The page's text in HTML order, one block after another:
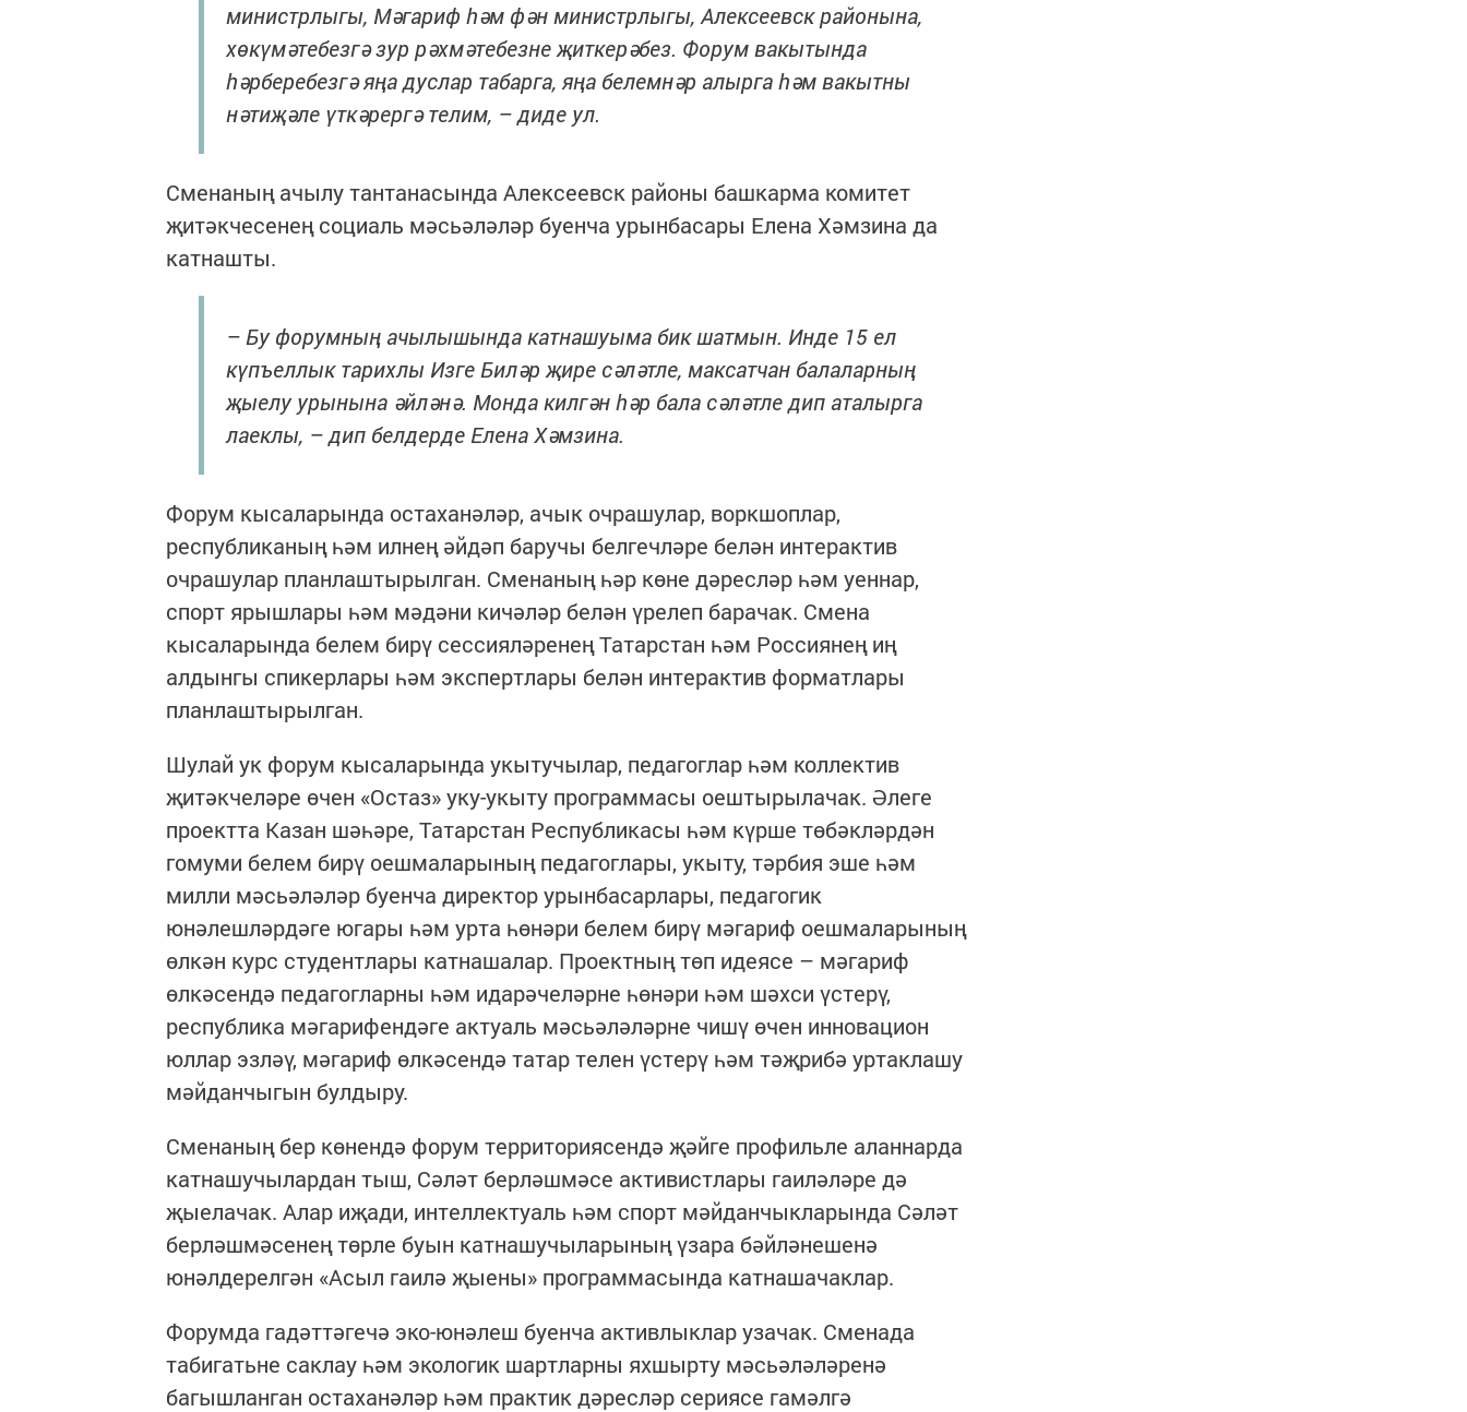
министрлыгы, Мәгариф һәм фән министрлыгы, Алексеевск районына,
хөкүмәтебезгә зур рәхмәтебезне җиткерәбез. Форум вакытында
һәрберебезгә яңа дуслар табарга, яңа белемнәр алырга һәм вакытны
нәтиҗәле үткәрергә телим, – диде ул.
Сменаның ачылу тантанасында Алексеевск районы башкарма комитет
җитәкчесенең социаль мәсьәләләр буенча урынбасары Елена Хәмзина да
катнашты.
– Бу форумның ачылышында катнашуыма бик шатмын. Инде 15 ел
күпъеллык тарихлы Изге Биләр җире сәләтле, максатчан балаларның
җыелу урынына әйләнә. Монда килгән һәр бала сәләтле дип аталырга
лаеклы, – дип белдерде Елена Хәмзина.
Форум кысаларында остаханәләр, ачык очрашулар, воркшоплар,
республиканың һәм илнең әйдәп баручы белгечләре белән интерактив
очрашулар планлаштырылган. Сменаның һәр көне дәресләр һәм уеннар,
спорт ярышлары һәм мәдәни кичәләр белән үрелеп барачак. Смена
кысаларында белем бирү сессияләренең Татарстан һәм Россиянең иң
алдынгы спикерлары һәм экспертлары белән интерактив форматлары
планлаштырылган.
Шулай ук форум кысаларында укытучылар, педагоглар һәм коллектив
җитәкчеләре өчен «Остаз» уку-укыту программасы оештырылачак. Әлеге
проектта Казан шәһәре, Татарстан Республикасы һәм күрше төбәкләрдән
гомуми белем бирү оешмаларының педагоглары, укыту, тәрбия эше һәм
милли мәсьәләләр буенча директор урынбасарлары, педагогик
юнәлешләрдәге югары һәм урта һөнәри белем бирү мәгариф оешмаларының
өлкән курс студентлары катнашалар. Проектның төп идеясе – мәгариф
өлкәсендә педагогларны һәм идарәчеләрне һөнәри һәм шәхси үстерү,
республика мәгарифендәге актуаль мәсьәләләрне чишү өчен инновацион
юллар эзләү, мәгариф өлкәсендә татар телен үстерү һәм тәҗрибә уртаклашу
мәйданчыгын булдыру.
Сменаның бер көнендә форум территориясендә җәйге профильле аланнарда
катнашучылардан тыш, Сәләт берләшмәсе активистлары гаиләләре дә
җыелачак. Алар иҗади, интеллектуаль һәм спорт мәйданчыкларында Сәләт
берләшмәсенең төрле буын катнашучыларының үзара бәйләнешенә
юнәлдерелгән «Асыл гаилә җыены» программасында катнашачаклар.
Форумда гадәттәгечә эко-юнәлеш буенча активлыклар узачак. Сменада
табигатьне саклау һәм экологик шартларны яхшырту мәсьәләләренә
багышланган остаханәләр һәм практик дәресләр сериясе гамәлгә